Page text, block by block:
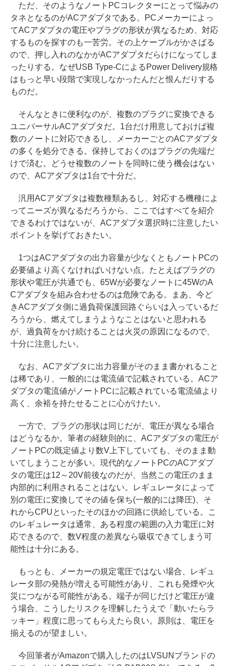
ただ、そのようなノートPCコレクターにとって悩みの
タネとなるのがACアダプタである。PCメーカーによっ
てACアダプタの電圧やプラグの形状が異なるため、対応
するものを探すのも一苦労。その上ケーブルがかさばる
ので、押し入れのなかがACアダプタだらけになってしま
ったりする。なぜUSB Type-CによるPower Delivery規格
はもっと早い段階で実現しなかったんだと恨んだりする
ものだ。
そんなときに便利なのが、複数のプラグに変換できる
ユニバーサルACアダプタだ。1台だけ用意しておけば複
数のノートに対応できるし、メーカーごとのACアダプタ
の多くを処分できる。保持しておくのはプラグの先端だ
けで済む。どうせ複数のノートを同時に使う機会はない
ので、ACアダプタは1台で十分だ。
汎用ACアダプタは複数種類あるし、対応する機種によ
ってニーズが異なるだろうから、ここではすべてを紹介
できるわけではないが、ACアダプタ選択時に注意したい
ポイントを挙げておきたい。
1つはACアダプタの出力容量が少なくともノートPCの
必要値より高くなければいけない点。たとえばプラグの
形状や電圧が共通でも、65Wが必要なノートに45WのA
Cアダプタを組み合わせるのは危険である。まあ、今ど
きACアダプタ側に過負荷保護回路ぐらいは入っているだ
ろうから、燃えてしまうようなことはないと思われる
が、過負荷をかけ続けることは火災の原因になるので、
十分に注意したい。
なお、ACアダプタに出力容量がそのまま書かれること
は稀であり、一般的には電流値で記載されている。ACア
ダプタの電流値がノートPCに記載されている電流値より
高く、余裕を持たせることに心がけたい。
一方で、プラグの形状は同じだが、電圧が異なる場合
はどうなるか。筆者の経験則的に、ACアダプタの電圧が
ノートPCの既定値より数V上下していても、そのまま動
いてしまうことが多い。現代的なノートPCのACアダプ
タの電圧は12～20V前後なのだが、当然この電圧のまま
内部的に利用されることはない。レギュレータによって
別の電圧に変換してその値を保ち(一般的には降圧)、そ
れからCPUといったそのほかの回路に供給している。こ
のレギュレータは通常、ある程度の範囲の入力電圧に対
応できるので、数V程度の差異なら吸収できてしまう可
能性は十分にある。
もっとも、メーカーの規定電圧ではない場合、レギュ
レータ部の発熱が増える可能性があり、これも発煙や火
災につながる可能性がある。端子が同じだけど電圧が違
う場合、こうしたリスクを理解したうえで「動いたらラ
ッキー」程度に思ってもらえたら良い。原則は、電圧を
揃えるのが望ましい。
今回筆者がAmazonで購入したのはLVSUNブランドの